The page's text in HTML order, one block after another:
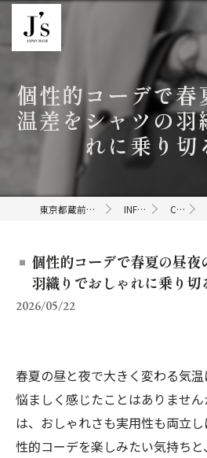
個性的コーデで春
温差をシャツの羽
れに乗り切
東京都蔵前のセレクトショップならJ's INFORMATION COLUMN
個性的コーデで春夏の昼夜
羽織りでおしゃれに乗り切
2026/05/22
春夏の昼と夜で大きく変わる気
悩ましく感じたことはありませ
は、おしゃれさも実用性も両立
性的コーデを楽しみたい気持ち